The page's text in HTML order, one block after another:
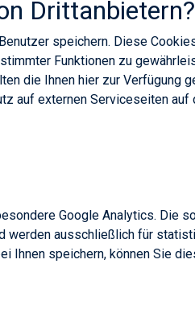
Drittanbietern?
speichern. Diese
Funktionen zu
die Ihnen hier zur Verfügung
auf externen Serviceseiten auf
Google Analytics. Die
werden ausschließlich für
Ihnen speichern, können Sie